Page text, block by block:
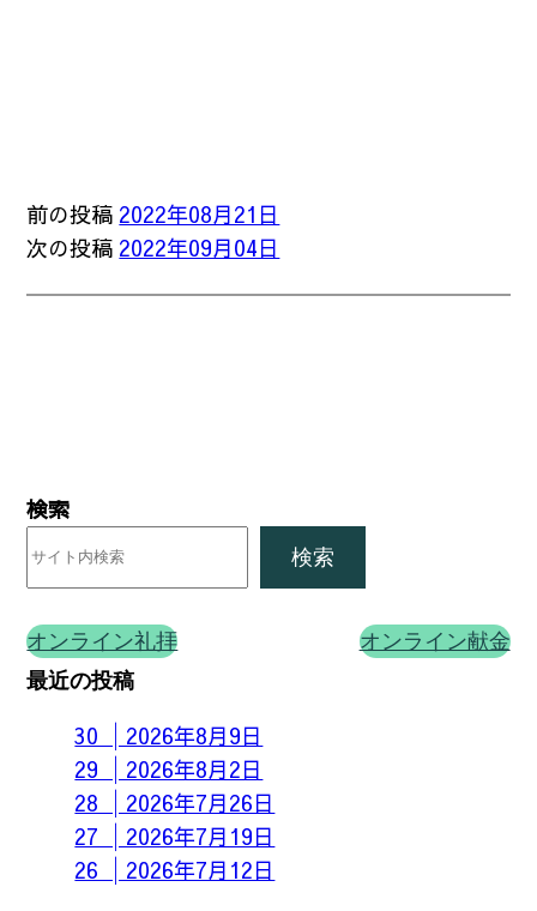
前の投稿 2022年08月21日
次の投稿 2022年09月04日
検索
検索
オンライン礼拝 オンライン献金
最近の投稿
30 │2026年8月9日
29 │2026年8月2日
28 │2026年7月26日
27 │2026年7月19日
26 │2026年7月12日